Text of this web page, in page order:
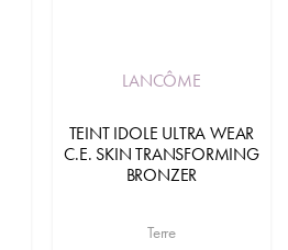
LANCÔME
TEINT IDOLE ULTRA WEAR
C.E. SKIN TRANSFORMING
BRONZER
Terre